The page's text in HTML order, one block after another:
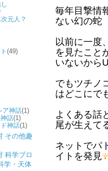
元人？
(49)
ア神話(1)
話(1)
神話(1)
毎年目撃情
ない幻の蛇
以前に一度
を見たこと
いないから
でもツチノ
はどこにで
よくある話
尾が生えて
ネットでパ
イトを発見